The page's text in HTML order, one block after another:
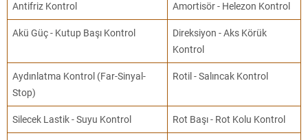
Antifriz Kontrol Amortisör - Helezon Kontrol
Akü Güç - Kutup Başı Kontrol
Direksiyon - Aks Körük
Kontrol
Aydınlatma Kontrol (Far-Sinyal-
Stop)
Rotil - Salıncak Kontrol
Silecek Lastik - Suyu Kontrol Rot Başı - Rot Kolu Kontrol